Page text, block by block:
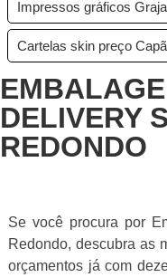
Impressos gráficos
Cartelas skin preço
DELIVERY
REDONDO
Se você procura por
Redondo, descubra as
orçamentos já com